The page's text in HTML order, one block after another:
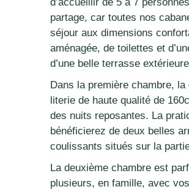
partage, car toutes nos
séjour aux dimensions
aménagée, de toilettes et
d’une belle terrasse
Dans la première chambre,
literie de haute qualité de
des nuits reposantes. La
bénéficierez de deux belles
coulissants situés sur la
La deuxième chambre est
plusieurs, en famille, avec